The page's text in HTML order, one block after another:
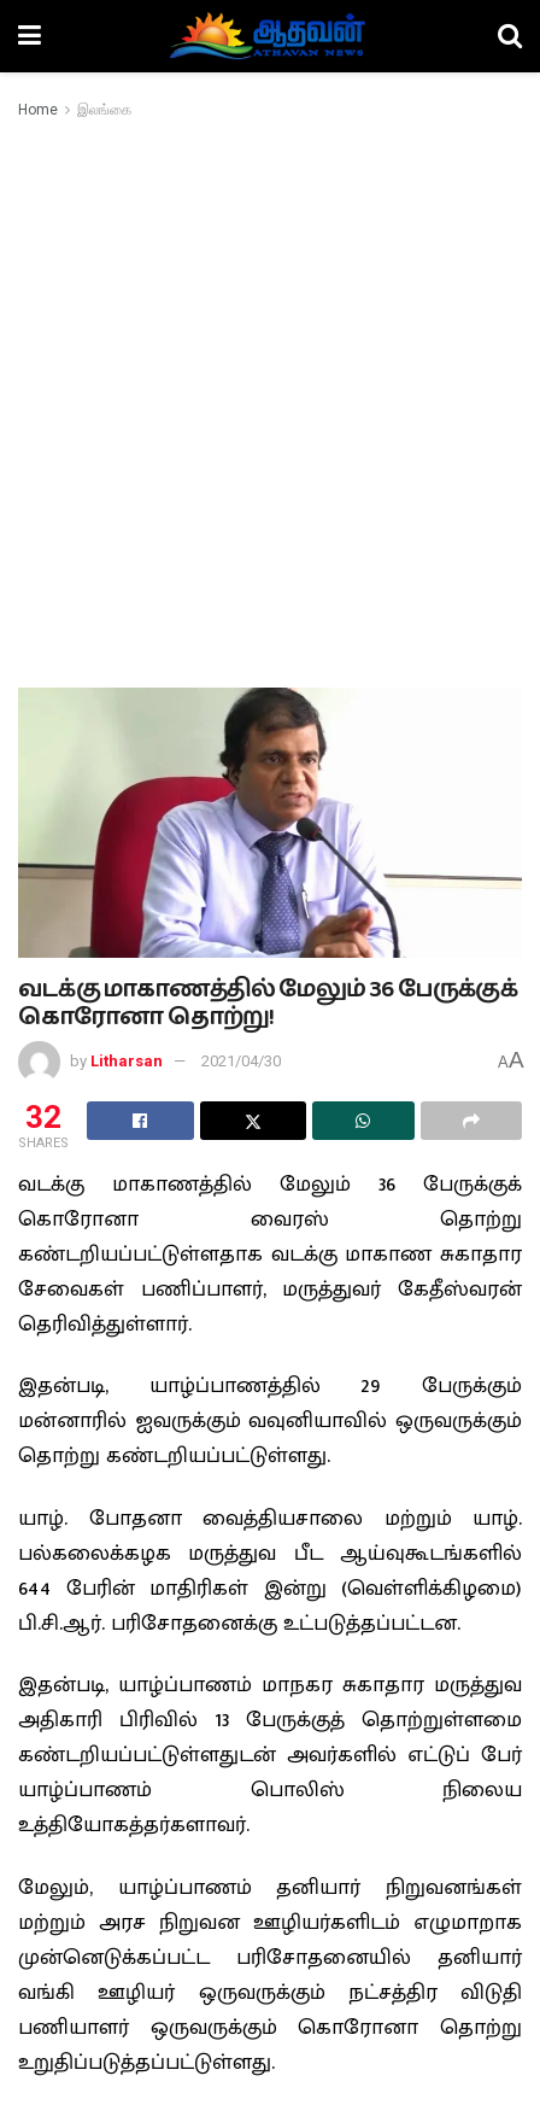
Home இலங்கை
வடக்கு மாகாணத்தில் மேலும் 36 பேருக்குக்
கொரோனா தொற்று!
by Litharsan 2021/04/30 AA
32
SHARES
வடக்கு மாகாணத்தில் மேலும் 36 பேருக்குக்
கொரோனா வைரஸ் தொற்று
கண்டறியப்பட்டுள்ளதாக வடக்கு மாகாண சுகாதார
சேவைகள் பணிப்பாளர், மருத்துவர் கேதீஸ்வரன்
தெரிவித்துள்ளார்.
இதன்படி, யாழ்ப்பாணத்தில் 29 பேருக்கும்
மன்னாரில் ஐவருக்கும் வவுனியாவில் ஒருவருக்கும்
தொற்று கண்டறியப்பட்டுள்ளது.
யாழ். போதனா வைத்தியசாலை மற்றும் யாழ்.
பல்கலைக்கழக மருத்துவ பீட ஆய்வுகூடங்களில்
644 பேரின் மாதிரிகள் இன்று (வெள்ளிக்கிழமை)
பி.சி.ஆர். பரிசோதனைக்கு உட்படுத்தப்பட்டன.
இதன்படி, யாழ்ப்பாணம் மாநகர சுகாதார மருத்துவ
அதிகாரி பிரிவில் 13 பேருக்குத் தொற்றுள்ளமை
கண்டறியப்பட்டுள்ளதுடன் அவர்களில் எட்டுப் பேர்
யாழ்ப்பாணம் பொலிஸ் நிலைய
உத்தியோகத்தர்களாவர்.
மேலும், யாழ்ப்பாணம் தனியார் நிறுவனங்கள்
மற்றும் அரச நிறுவன ஊழியர்களிடம் எழுமாறாக
முன்னெடுக்கப்பட்ட பரிசோதனையில் தனியார்
வங்கி ஊழியர் ஒருவருக்கும் நட்சத்திர விடுதி
பணியாளர் ஒருவருக்கும் கொரோனா தொற்று
உறுதிப்படுத்தப்பட்டுள்ளது.